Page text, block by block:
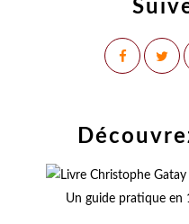
Un guide pratique en